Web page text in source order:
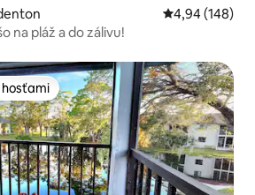
Priemerné
4,94 (148)
na pláž a do zálivu!
hosťami